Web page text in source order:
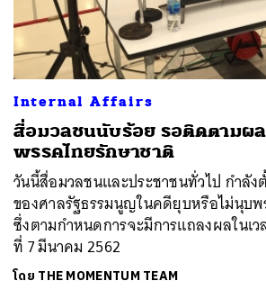
Internal Affairs
สื่อมวลชนนับร้อย รอติดตามผ
พรรคไทยรักษาชาติ
วันนี้สื่อมวลชนและประชาชนทั่วไป กำลั
ของศาลรัฐธรรมนูญในคดียุบหรือไม่นุบ
ซึ่งตามกำหนดการจะมีการแถลงผลในเว
ที่ 7 มีนาคม 2562
โดย THE MOMENTUM TEAM